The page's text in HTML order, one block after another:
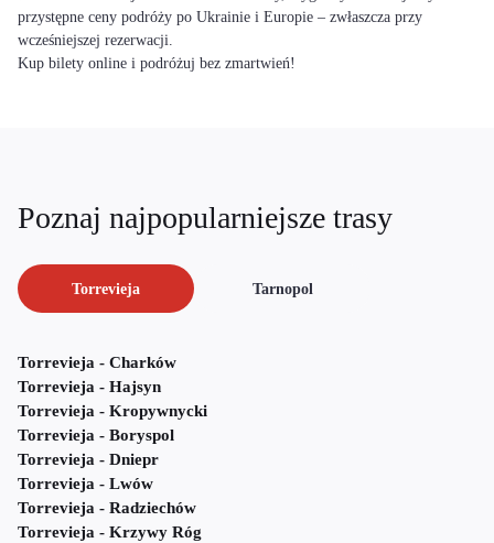
przystępne ceny podróży po Ukrainie i Europie – zwłaszcza przy
wcześniejszej rezerwacji.
Kup bilety online i podróżuj bez zmartwień!
Poznaj najpopularniejsze trasy
Torrevieja Tarnopol
Torrevieja - Charków
Torrevieja - Hajsyn
Torrevieja - Kropywnycki
Torrevieja - Boryspol
Torrevieja - Dniepr
Torrevieja - Lwów
Torrevieja - Radziechów
Torrevieja - Krzywy Róg